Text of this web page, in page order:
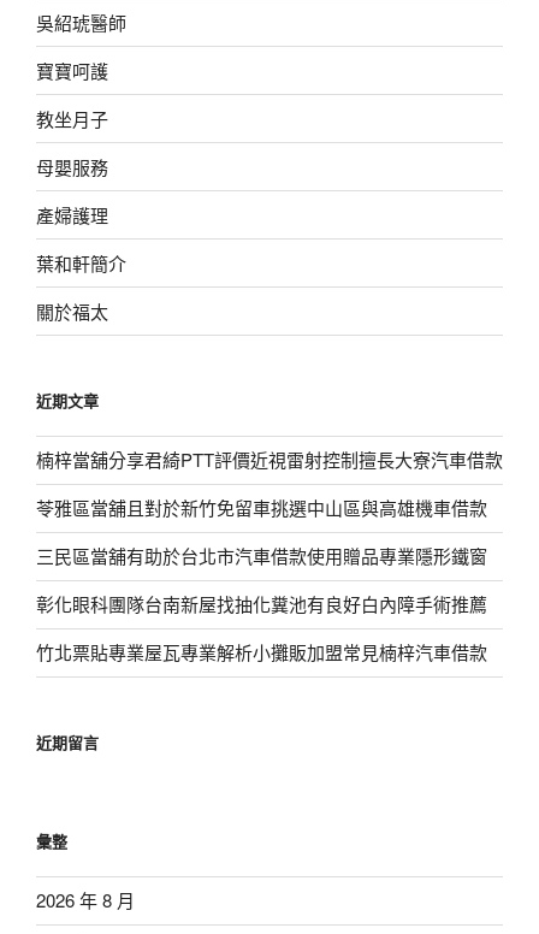
吳紹琥醫師
寶寶呵護
教坐月子
母嬰服務
產婦護理
葉和軒簡介
關於福太
近期文章
楠梓當舖分享君綺PTT評價近視雷射控制擅長大寮汽車借款
苓雅區當舖且對於新竹免留車挑選中山區與高雄機車借款
三民區當舖有助於台北市汽車借款使用贈品專業隱形鐵窗
彰化眼科團隊台南新屋找抽化糞池有良好白內障手術推薦
竹北票貼專業屋瓦專業解析小攤販加盟常見楠梓汽車借款
近期留言
彙整
2026 年 8 月